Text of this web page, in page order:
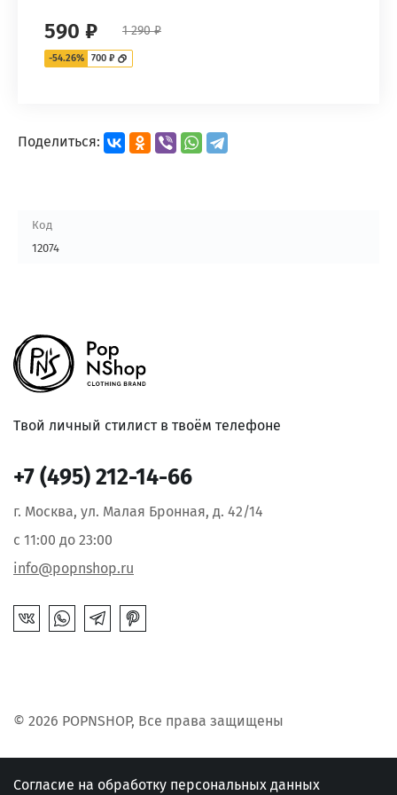
590 ₽ 1 290 ₽
-54.26% 700 ₽
Поделиться:
Код
12074
Твой личный стилист в твоём телефоне
© 2026 POPNSHOP, Все права защищены
+7 (495) 212-14-66
г. Москва, ул. Малая Бронная, д. 42/14
с 11:00 до 23:00
info@popnshop.ru
Согласие на обработку персональных данных